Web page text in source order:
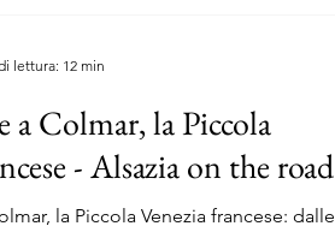
a Colmar, la Piccola
- Alsazia on the road
la Piccola Venezia francese: dalle
lettura: 12 min